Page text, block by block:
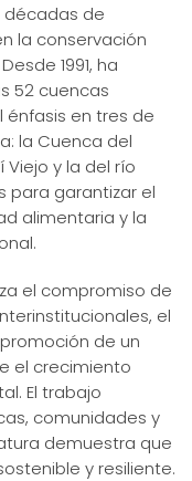
décadas de
la conservación
1991, ha
52 cuencas
énfasis en tres de
la Cuenca del
Viejo y la del río
para garantizar el
alimentaria y la
el compromiso de
el
de un
el crecimiento
El trabajo
comunidades y
demuestra que
y resiliente.